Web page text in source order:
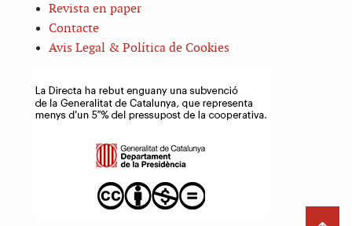
Revista en paper
Contacte
Avis Legal & Política de Cookies